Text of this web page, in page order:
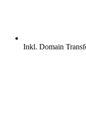
Inkl. Domain